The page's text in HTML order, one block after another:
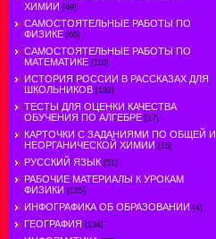
ХИМИИ [49]
САМОСТОЯТЕЛЬНЫЕ РАБОТЫ ПО
ФИЗИКЕ [60]
САМОСТОЯТЕЛЬНЫЕ РАБОТЫ ПО
МАТЕМАТИКЕ [110]
ИСТОРИЯ РОССИИ В РАССКАЗАХ ДЛЯ
ШКОЛЬНИКОВ [132]
ТЕСТЫ ДЛЯ ОЦЕНКИ КАЧЕСТВА
ОБУЧЕНИЯ ПО АЛГЕБРЕ [17]
КАРТОЧКИ С ЗАДАНИЯМИ ПО ОБЩЕЙ И
НЕОРГАНИЧЕСКОЙ ХИМИИ [15]
РУССКИЙ ЯЗЫК [51]
РАБОЧИЕ МАТЕРИАЛЫ К УРОКАМ
ФИЗИКИ [125]
ИНФОГРАФИКА ОБ ОБРАЗОВАНИИ [4]
ГЕОГРАФИЯ [134]